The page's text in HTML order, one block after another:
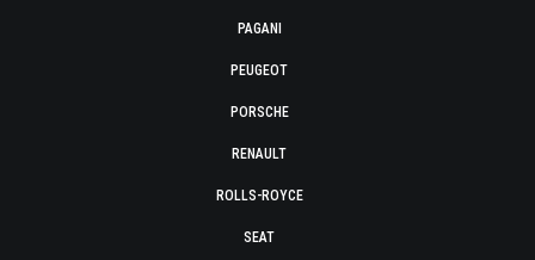
PAGANI
PEUGEOT
PORSCHE
RENAULT
ROLLS-ROYCE
SEAT